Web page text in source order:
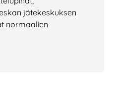
jätekeskuksen
normaalien